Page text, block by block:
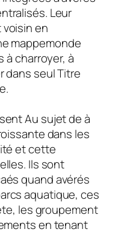
Leur
en
mappemonde
à charroyer, à
dans seul Titre
Au sujet de à
dans les
et cette
Ils sont
quand avérés
aquatique, ces
les groupement
en tenant